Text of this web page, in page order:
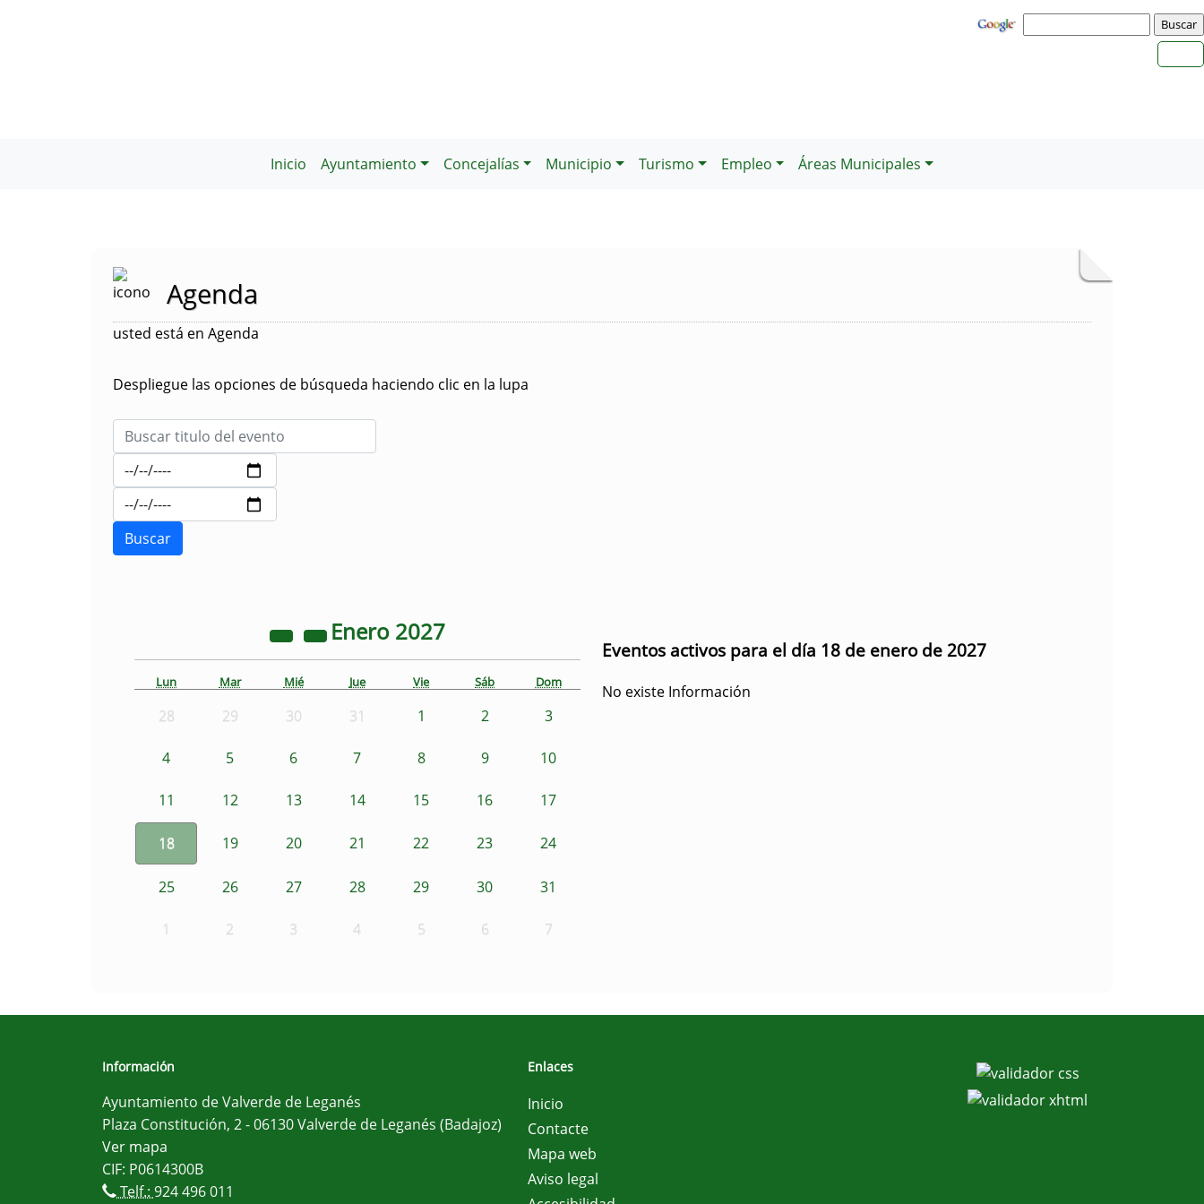
Inicio Ayuntamiento Concejalías Municipio Turismo Empleo Áreas Municipales
Agenda
usted está en Agenda
Despliegue las opciones de búsqueda haciendo clic en la lupa
Enero 2027
Lun Mar Mié Jue Vie Sáb Dom
28 29 30 31 1 2 3
4 5 6 7 8 9 10
11 12 13 14 15 16 17
18 19 20 21 22 23 24
25 26 27 28 29 30 31
1 2 3 4 5 6 7
Eventos activos para el día 18 de enero de 2027
No existe Información
Información
Ayuntamiento de Valverde de Leganés
Plaza Constitución, 2 - 06130 Valverde de Leganés (Badajoz)
Ver mapa
CIF: P0614300B
Telf.: 924 496 011
Enlaces
Inicio
Contacte
Mapa web
Aviso legal